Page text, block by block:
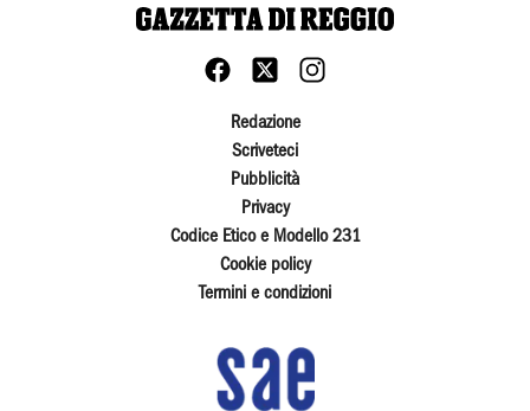
Redazione
Scriveteci
Pubblicità
Privacy
Codice Etico e Modello 231
Cookie policy
Termini e condizioni